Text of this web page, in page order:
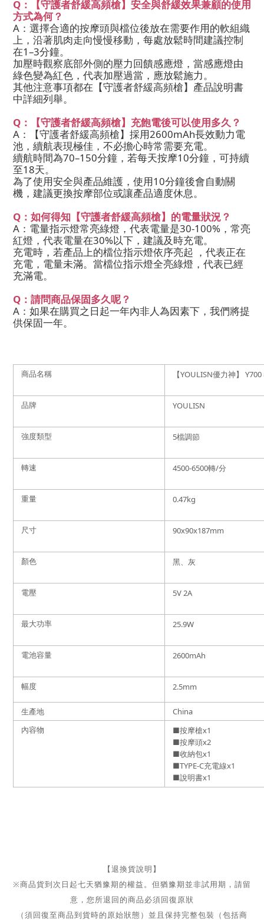
Q：【守護者舒緩高頻槍】安全與舒緩效果兼顧的使用
方式為何？
A：選擇合適的按摩頭與檔位後放在需要作用的軟組織
上，沿著肌肉走向慢慢移動，每處放鬆時間建議控制
在1–3分鐘。
加壓時觀察底部外側的壓力回饋感應燈，當感應燈由
綠色變為紅色，代表加壓過當，應放鬆施力。
其他注意事項都在【守護者舒緩高頻槍】產品說明書
中詳細列舉。
Q：【守護者舒緩高頻槍】充飽電後可以使用多久？
A：【守護者舒緩高頻槍】採用2600mAh長效動力電
池，續航表現極佳，不必擔心時常需要充電。
續航時間為70–150分鐘，若每天按摩10分鐘，可持續
至18天。
為了使用安全與產品維護，使用10分鐘後會自動關
機，建議更換按摩部位或讓產品適度休息。
Q：如何得知【守護者舒緩高頻槍】的電量狀況？
A：電量指示燈常亮綠燈，代表電量是30-100%，常亮
紅燈，代表電量在30%以下，建議及時充電。
充電時，若產品上的檔位指示燈依序亮起 ，代表正在
充電，電量未滿。當檔位指示燈全亮綠燈，代表已經
充滿電。
Q：請問商品保固多久呢？
A：如果在購買之日起一年內非人為因素下，我們將提
供保固一年。
商品名稱 【YOULISN優力神】
品牌 YOULISN
強度類型 5檔調節
轉速 4500-6500轉/分
重量 0.47kg
尺寸 90x90x187mm
顏色 黑、灰
電壓 5V 2A
最大功率 25.9W
電池容量 2600mAh
幅度 2.5mm
生產地
China
內容物
■按摩槍x1
■按摩頭x2
■收納包x1
■TYPE-C充電線x1
■說明書x1
【退換貨說明】
※商品貨到次日起七天猶豫期的權益。但猶豫期並非試用期，請留
意，您所退回的商品必須回復原狀
（須回復至商品到貨時的原始狀態）並且保持完整包裝（包括商